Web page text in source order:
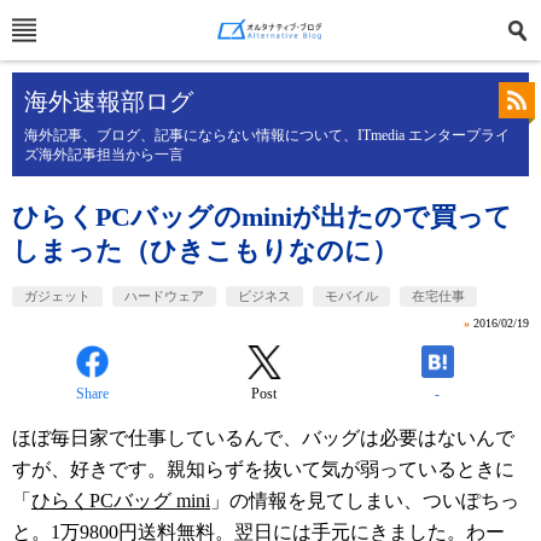
海外速報部ログ
海外記事、ブログ、記事にならない情報について、ITmedia エンタープライ
ズ海外記事担当から一言
ひらくPCバッグのminiが出たので買って
しまった（ひきこもりなのに）
ガジェット ハードウェア ビジネス モバイル 在宅仕事
» 2016/02/19
Share Post -
ほぼ毎日家で仕事しているんで、バッグは必要はないんで
すが、好きです。親知らずを抜いて気が弱っているときに
「 ひらくPCバッグ mini 」の情報を見てしまい、ついぽちっ
と。1万9800円送料無料。翌日には手元にきました。わー